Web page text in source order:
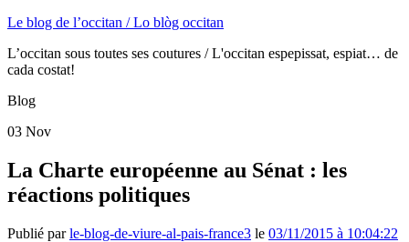
Le blog de l’occitan / Lo blòg occitan
L’occitan sous toutes ses coutures / L'occitan espepissat, espiat… de
cada costat!
Blog
03 Nov
La Charte européenne au Sénat : les
réactions politiques
Publié parle-blog-de-viure-al-pais-france3 le 03/11/2015 à 10:04:22